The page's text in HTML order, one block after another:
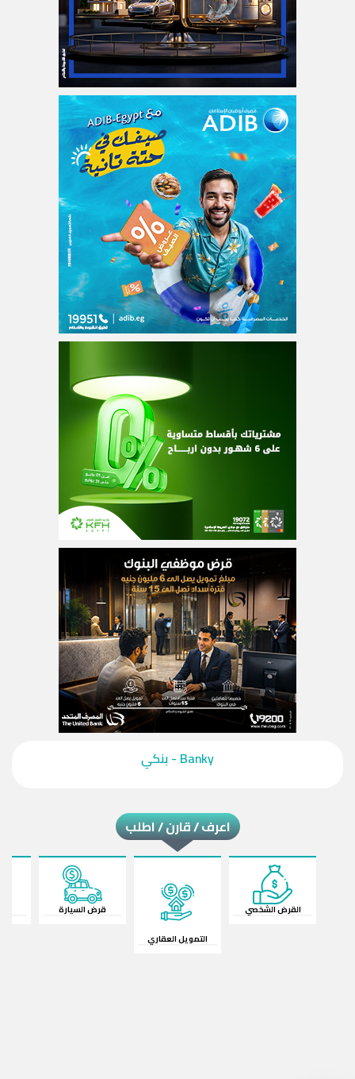
‎Banky - بنكي‎
اعرف / قارن / اطلب
القرض الشخصي
التمويل العقاري
قرض السيارة